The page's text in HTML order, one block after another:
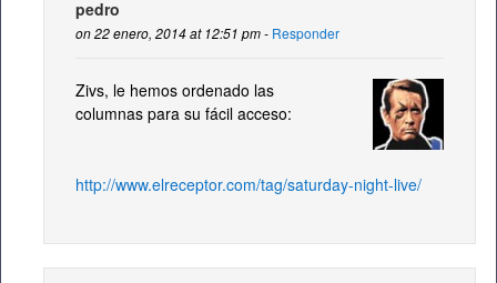
pedro
on 22 enero, 2014 at 12:51 pm - Responder
Zivs, le hemos ordenado las
columnas para su fácil acceso:
http://www.elreceptor.com/tag/saturday-night-live/